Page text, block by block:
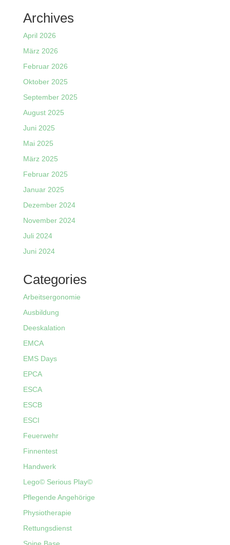
Archives
April 2026
März 2026
Februar 2026
Oktober 2025
September 2025
August 2025
Juni 2025
Mai 2025
März 2025
Februar 2025
Januar 2025
Dezember 2024
November 2024
Juli 2024
Juni 2024
Categories
Arbeitsergonomie
Ausbildung
Deeskalation
EMCA
EMS Days
EPCA
ESCA
ESCB
ESCI
Feuerwehr
Finnentest
Handwerk
Lego© Serious Play©
Pflegende Angehörige
Physiotherapie
Rettungsdienst